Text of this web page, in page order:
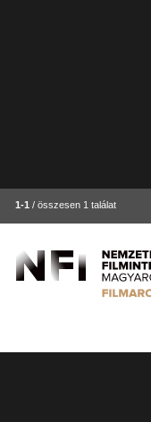
1-1 / összesen 1 találat